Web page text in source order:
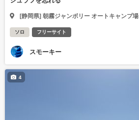
[静岡県] 朝霧ジャンボリー オートキャンプ場
ソロ フリーサイト
スモーキー
4